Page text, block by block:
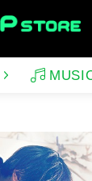
アニメー
アニメー